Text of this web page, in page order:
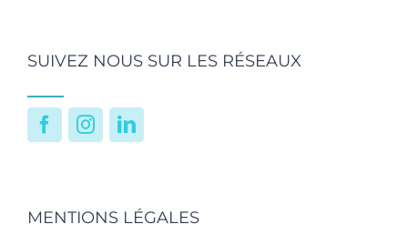
SUIVEZ NOUS SUR LES RÉSEAUX
FacebookInstagramLinkedIn
MENTIONS LÉGALES